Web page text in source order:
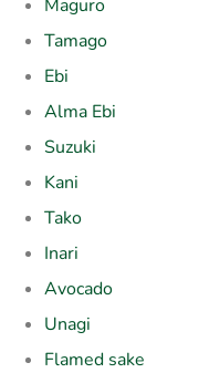
Maguro
Tamago
Ebi
Alma Ebi
Suzuki
Kani
Tako
Inari
Avocado
Unagi
Flamed sake